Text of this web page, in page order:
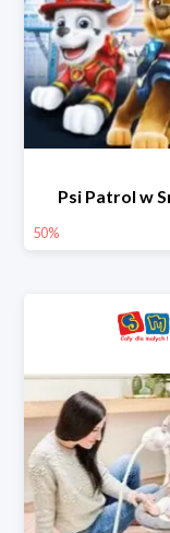
Psi Patrol w
50%